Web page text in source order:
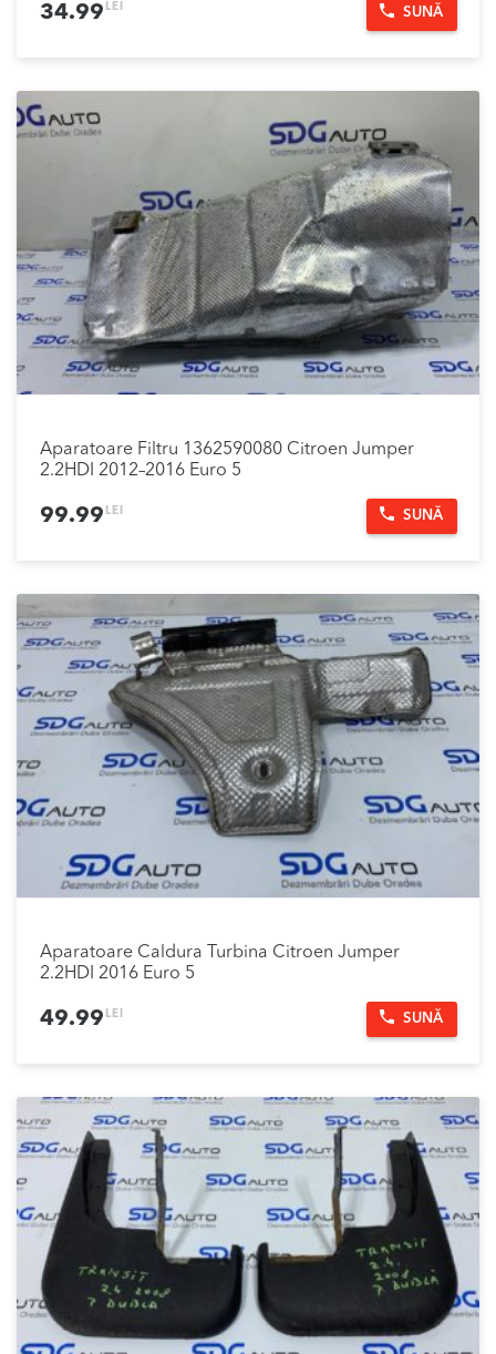
34.99 LEI SUNĂ
Aparatoare Filtru 1362590080 Citroen Jumper
2.2HDI 2012–2016 Euro 5
99.99 LEI SUNĂ
Aparatoare Caldura Turbina Citroen Jumper
2.2HDI 2016 Euro 5
49.99 LEI SUNĂ